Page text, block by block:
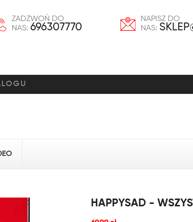
ZADZWOŃ DO
NAS: 696307770
NAPISZ DO
NAS:
HAPPYSAD -